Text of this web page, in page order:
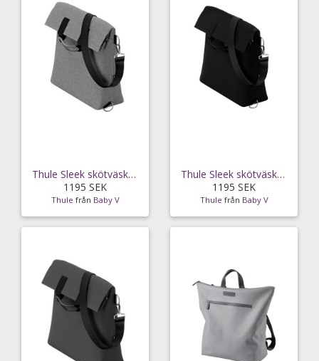
Thule Sleek skötväska, grey melange
1195 SEK
Thule från Baby V
Thule Sleek skötväska, midnight black
1195 SEK
Thule från Baby V